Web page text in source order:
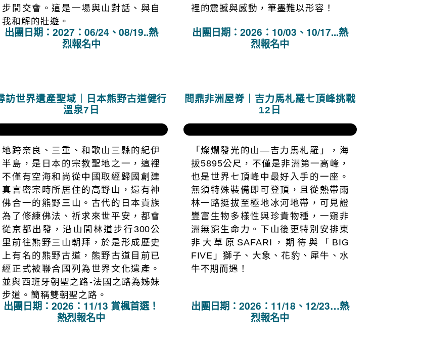
出團日期：2027：06/24、08/19..熱
烈報名中
多洛米堤是義大利阿爾卑斯的玫瑰詩
篇，也是UNESCO加冕的世界遺產。
跟著趣健行深入多洛米堤山脈腹地，
與雄偉的克里斯塔洛山系和傳奇三峰
等世界遺產城市，讓歷史與自然在腳
步間交會。這是一場與山對話、與自
我和解的壯遊。
出團日期：2026：10/03、10/17...熱
烈報名中
聖母峰是世界各國登山家夢想的起飛
行安排前往著名的Everst Base
Camp尼泊爾聖母峰基地營(EBC，海
的谷地以及壯闊的冰河地形，那份心
裡的震撼與感動，筆墨難以形容！
尋訪世界遺產聖域｜日本熊野古道健行
溫泉7日
地跨奈良、三重、和歌山三縣的紀伊
半島，是日本的宗教聖地之一，這裡
不僅有空海和尚從中國取經歸國創建
真言密宗時所居住的高野山，還有神
佛合一的熊野三山。古代的日本貴族
為了修練佛法、祈求來世平安，都會
問鼎非洲屋脊｜吉力馬札羅七頂峰挑戰
12日
「燦爛發光的山—吉力馬札羅」，海
拔5895公尺，不僅是非洲第一高峰，
林一路挺拔至極地冰河地帶，可見證
豐富生物多樣性與珍貴物種，一窺非